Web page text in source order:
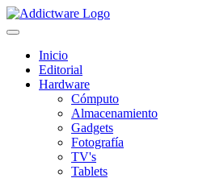
Inicio
Editorial
Hardware
Cómputo
Almacenamiento
Gadgets
Fotografía
TV's
Tablets